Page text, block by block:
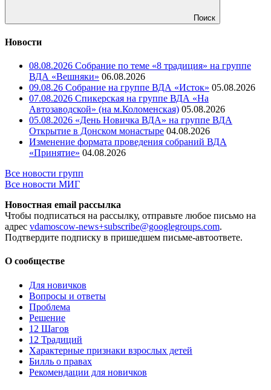
Поиск
Новости
08.08.2026 Собрание по теме «8 традиция» на группе
ВДА «Вешняки» 06.08.2026
09.08.26 Собрание на группе ВДА «Исток» 05.08.2026
07.08.2026 Спикерская на группе ВДА «На
Автозаводской» (на м.Коломенская) 05.08.2026
05.08.2026 «День Новичка ВДА» на группе ВДА
Открытие в Донском монастыре 04.08.2026
Изменение формата проведения собраний ВДА
«Принятие» 04.08.2026
Все новости групп
Все новости МИГ
Новостная email рассылка
Чтобы подписаться на рассылку, отправьте любое письмо на
адрес vdamoscow-news+subscribe@googlegroups.com.
Подтвердите подписку в пришедшем письме-автоответе.
О сообществе
Для новичков
Вопросы и ответы
Проблема
Решение
12 Шагов
12 Традиций
Xарактерные признаки взрослых детей
Билль о правах
Рекомендации для новичков